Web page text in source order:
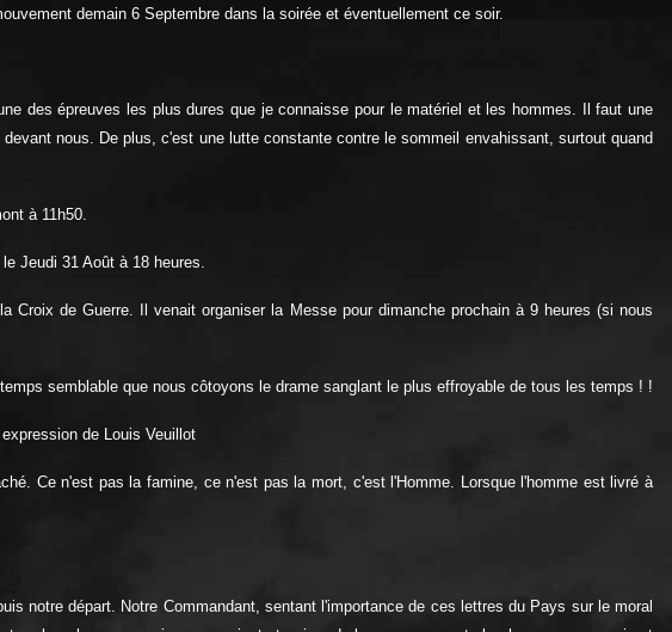
demain 6 Septembre dans la soirée et éventuellement ce soir.
des épreuves les plus dures que je connaisse pour le matériel et les hommes. Il faut une
nous. De plus, c'est une lutte constante contre le sommeil envahissant, surtout quand
à 11h50.
Jeudi 31 Août à 18 heures.
Croix de Guerre. Il venait organiser la Messe pour dimanche prochain à 9 heures (si nous
semblable que nous côtoyons le drame sanglant le plus effroyable de tous les temps ! !
de Louis Veuillot
Ce n'est pas la famine, ce n'est pas la mort, c'est l'Homme. Lorsque l'homme est livré à
notre départ. Notre Commandant, sentant l'importance de ces lettres du Pays sur le moral